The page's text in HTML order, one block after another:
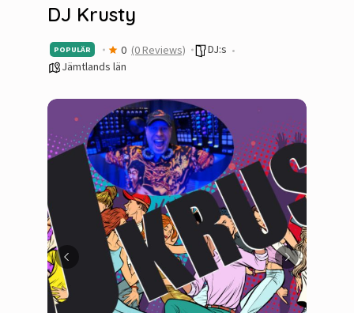
DJ Krusty
POPULÄR 0 (0 Reviews)
DJ:s
Jämtlands län